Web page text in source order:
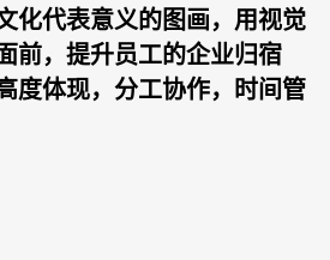
化代表意义的图画，用视觉
前，提升员工的企业归宿
度体现，分工协作，时间管